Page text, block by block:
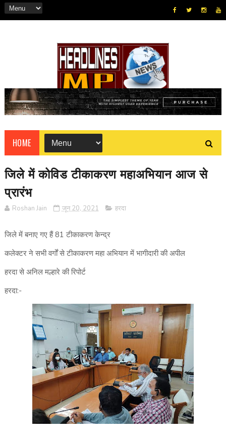
HOME
जिले में कोविड टीकाकरण महाअभियान आज से
प्रारंभ
Roshan Jain जून 20, 2021 हरदा
जिले में बनाए गए हैं 81 टीकाकरण केन्द्र
कलेक्टर ने सभी वर्गों से टीकाकरण महा अभियान में भागीदारी की अपील
हरदा से अनिल मल्हारे की रिपोर्ट
हरदा:-